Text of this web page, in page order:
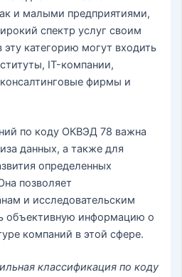
и малыми предприятиями,
спектр услуг своим
категорию могут входить
IT-компании,
фирмы и
по коду ОКВЭД 78 важна
данных, а также для
определенных
позволяет
и исследовательским
объективную информацию о
компаний в этой сфере.
классификация по коду